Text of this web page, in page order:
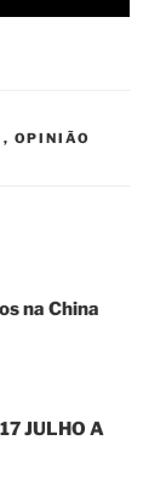
, OPINIÃO
na China
JULHO A